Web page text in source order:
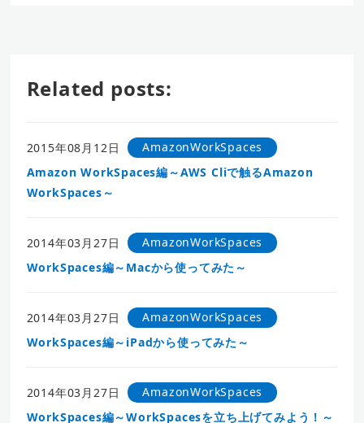
Related posts:
2015年08月12日
AmazonWorkSpaces
Amazon WorkSpaces編～AWS Cliで触るAmazon
WorkSpaces～
2014年03月27日
AmazonWorkSpaces
WorkSpaces編～Macから使ってみた～
2014年03月27日
AmazonWorkSpaces
WorkSpaces編～iPadから使ってみた～
2014年03月27日
AmazonWorkSpaces
WorkSpaces編～WorkSpacesを立ち上げてみよう！～